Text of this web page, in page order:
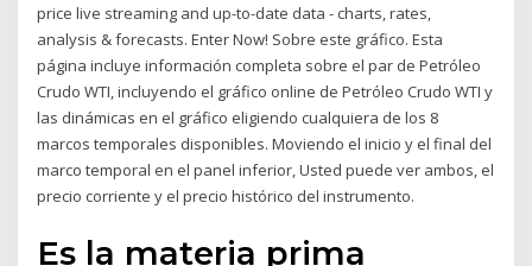
price live streaming and up-to-date data - charts, rates,
analysis & forecasts. Enter Now! Sobre este gráfico. Esta
página incluye información completa sobre el par de Petróleo
Crudo WTI, incluyendo el gráfico online de Petróleo Crudo WTI y
las dinámicas en el gráfico eligiendo cualquiera de los 8
marcos temporales disponibles. Moviendo el inicio y el final del
marco temporal en el panel inferior, Usted puede ver ambos, el
precio corriente y el precio histórico del instrumento.
Es la materia prima